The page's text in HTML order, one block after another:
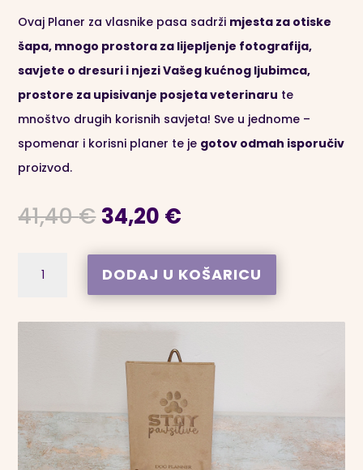
Ovaj Planer za vlasnike pasa sadrži mjesta za otiske
šapa, mnogo prostora za lijepljenje fotografija,
savjete o dresuri i njezi Vašeg kućnog ljubimca,
prostore za upisivanje posjeta veterinaru te
mnoštvo drugih korisnih savjeta! Sve u jednome –
spomenar i korisni planer te je gotov odmah isporučiv
proizvod.
41,40€ Izvorna
bila
je:
34,20 €
je:
34,20 €.
pasa
-
Bež
DODAJ U KOŠARICU
t
i